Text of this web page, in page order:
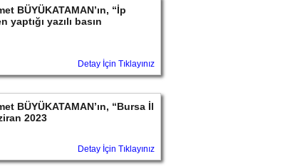
BÜYÜKATAMAN’ın, “İp
yazılı basın
Detay İçin Tıklayınız
BÜYÜKATAMAN’ın, “Bursa İl
2023
Detay İçin Tıklayınız